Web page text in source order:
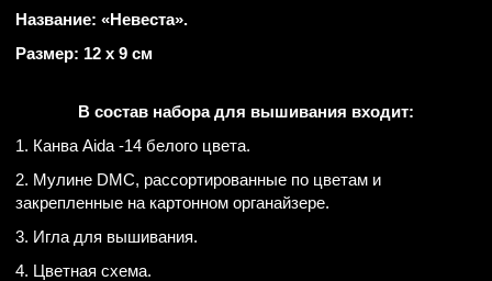
Название: «Невеста».
Размер: 12 х 9 см
В состав набора для вышивания входит:
1. Канва Aida -14 белого цвета.
2. Мулине DMC, рассортированные по цветам и
закрепленные на картонном органайзере.
3. Игла для вышивания.
4. Цветная схема.